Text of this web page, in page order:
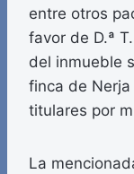
entre otros
favor de D.ª
del inmueble
finca de
titulares por
La